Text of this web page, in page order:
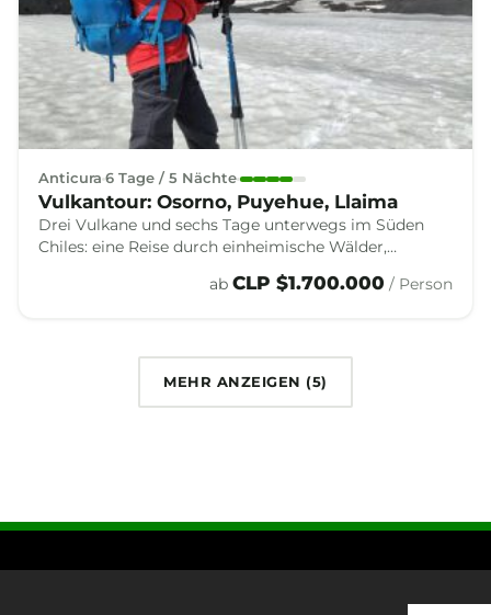
Anticura 6 Tage / 5 Nächte
Vulkantour: Osorno, Puyehue, Llaima
Drei Vulkane und sechs Tage unterwegs im Süden
Chiles: eine Reise durch einheimische Wälder,
Anden zusammenfasst.ab CLP $1.700.000 / Person
MEHR ANZEIGEN (5)